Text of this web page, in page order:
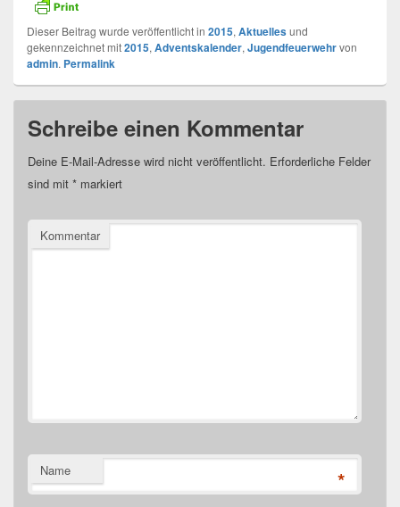
Dieser Beitrag wurde veröffentlicht in 2015, Aktuellesund
gekennzeichnet mit2015, Adventskalender, Jugendfeuerwehrvon
admin. Permalink
Schreibe einen Kommentar
Deine E-Mail-Adresse wird nicht veröffentlicht. Erforderliche Felder
sind mit * markiert
Kommentar
Name *